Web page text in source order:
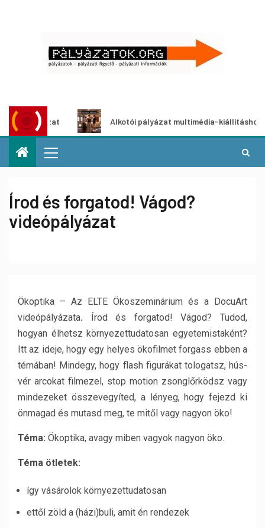
Alkotói pályázat multimédia-kiállításhoz
Írod és forgatod! Vágod?
videópályázat
Ökoptika – Az ELTE Ökoszeminárium és a DocuArt
videópályázata. Írod és forgatod! Vágod? Tudod,
hogyan élhetsz környezettudatosan egyetemistaként?
Itt az ideje, hogy egy he­lyes ökofilmet forgass ebben a
témában! Mindegy, hogy flash figurákat tologatsz, hús-
vér arcokat filmezel, stop motion zsonglőrködsz vagy
mindezeket összevegyíted, a lényeg, hogy fejezd ki
önmagad és mutasd meg, te mitől vagy nagyon öko!
Téma: Ökoptika, avagy miben vagyok nagyon öko.
Téma ötletek:
így vásárolok környezettudatosan
ettől zöld a (házi)buli, amit én rendezek